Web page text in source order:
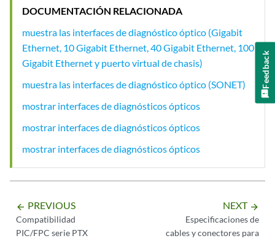
DOCUMENTACIÓN RELACIONADA
muestra las interfaces de diagnóstico óptico (Gigabit
Ethernet, 10 Gigabit Ethernet, 40 Gigabit Ethernet, 100
Gigabit Ethernet y puerto virtual de chasis)
muestra las interfaces de diagnóstico óptico (SONET)
mostrar interfaces de diagnósticos ópticos
mostrar interfaces de diagnósticos ópticos
mostrar interfaces de diagnósticos ópticos
arrow_backward PREVIOUS
Compatibilidad
PIC/FPC serie PTX
NEXT arrow_forward
Especificaciones de
cables y conectores para
Feedback